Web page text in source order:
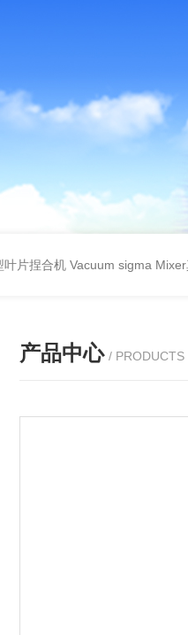
片捏合机 Vacuum sigma
产品中心 / PRODUCTS